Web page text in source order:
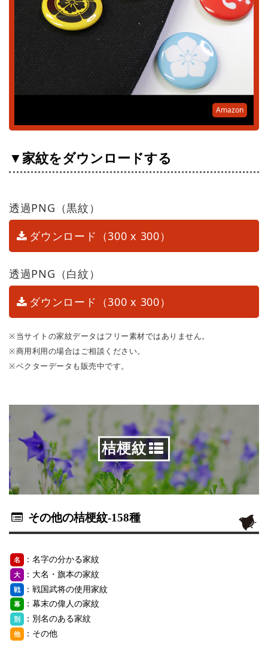
Amazon
▼家紋をダウンロードする
透過PNG（黒紋）
ダウンロード（300 x 300）
透過PNG（白紋）
ダウンロード（300 x 300）
※当サイトの家紋データはフリー素材ではありません。
※商用利用の場合はご相談ください。
※ベクターデータも販売中です。
桔梗紋
その他の桔梗紋-158種
名 ：名字の分かる家紋
大 ：大名・旗本の家紋
戦 ：戦国武将の使用家紋
幕 ：幕末の偉人の家紋
別 ：別名のある家紋
他 ：その他